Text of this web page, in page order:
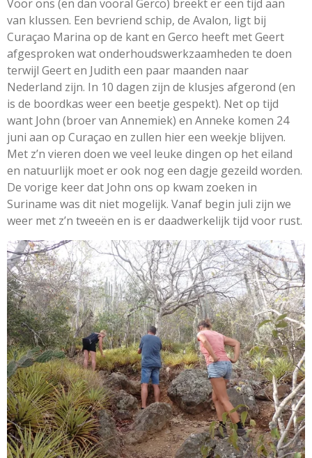
Voor ons (en dan vooral Gerco) breekt er een tijd aan
van klussen. Een bevriend schip, de Avalon, ligt bij
Curaçao Marina op de kant en Gerco heeft met Geert
afgesproken wat onderhoudswerkzaamheden te doen
terwijl Geert en Judith een paar maanden naar
Nederland zijn. In 10 dagen zijn de klusjes afgerond (en
is de boordkas weer een beetje gespekt). Net op tijd
want John (broer van Annemiek) en Anneke komen 24
juni aan op Curaçao en zullen hier een weekje blijven.
Met z’n vieren doen we veel leuke dingen op het eiland
en natuurlijk moet er ook nog een dagje gezeild worden.
De vorige keer dat John ons op kwam zoeken in
Suriname was dit niet mogelijk. Vanaf begin juli zijn we
weer met z’n tweeën en is er daadwerkelijk tijd voor rust.